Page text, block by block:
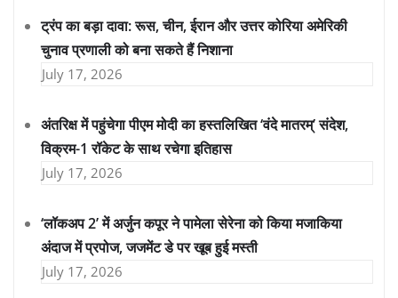
ट्रंप का बड़ा दावा: रूस, चीन, ईरान और उत्तर कोरिया अमेरिकी
चुनाव प्रणाली को बना सकते हैं निशाना
July 17, 2026
अंतरिक्ष में पहुंचेगा पीएम मोदी का हस्तलिखित ‘वंदे मातरम्’ संदेश,
विक्रम-1 रॉकेट के साथ रचेगा इतिहास
July 17, 2026
‘लॉकअप 2’ में अर्जुन कपूर ने पामेला सेरेना को किया मजाकिया
अंदाज में प्रपोज, जजमेंट डे पर खूब हुई मस्ती
July 17, 2026